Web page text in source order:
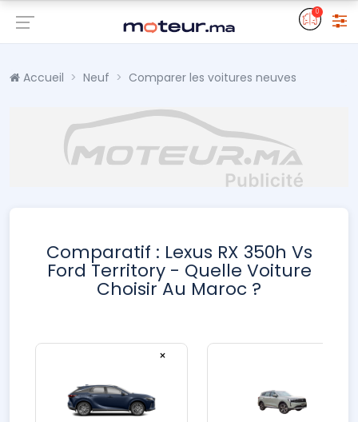
0
Accueil Neuf Comparer les voitures neuves
Comparatif : Lexus RX 350h Vs
Ford Territory - Quelle Voiture
Choisir Au Maroc ?
×